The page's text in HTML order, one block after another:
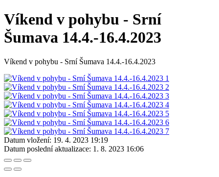
Víkend v pohybu - Srní
Šumava 14.4.-16.4.2023
Víkend v pohybu - Srní Šumava 14.4.-16.4.2023
Datum vložení: 19. 4. 2023 19:19
Datum poslední aktualizace: 1. 8. 2023 16:06